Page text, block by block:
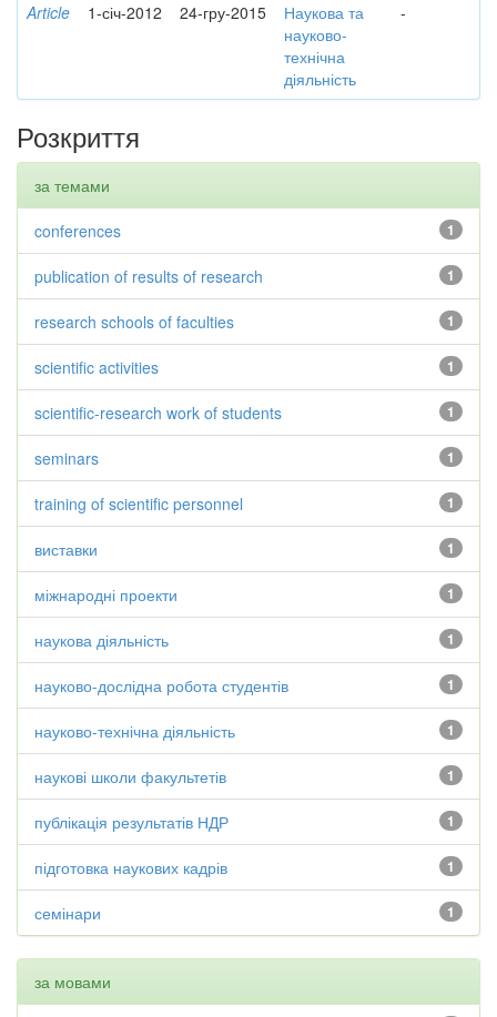
Article 1-січ-2012 24-гру-2015
Наукова та
науково-
технічна
діяльність
-
Розкриття
за темами
1
conferences
1
publication of results of research
1
research schools of faculties
1
scientific activities
1
scientific-research work of students
1
seminars
1
training of scientific personnel
1
виставки
1
міжнародні проекти
1
наукова діяльність
1
науково-дослідна робота студентів
1
науково-технічна діяльність
1
наукові школи факультетів
1
публікація результатів НДР
1
підготовка наукових кадрів
1
семінари
за мовами